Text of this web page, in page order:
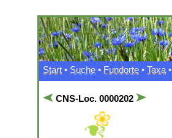
Start • Suche • Fundorte • Taxa •
CNS-Loc. 0000202